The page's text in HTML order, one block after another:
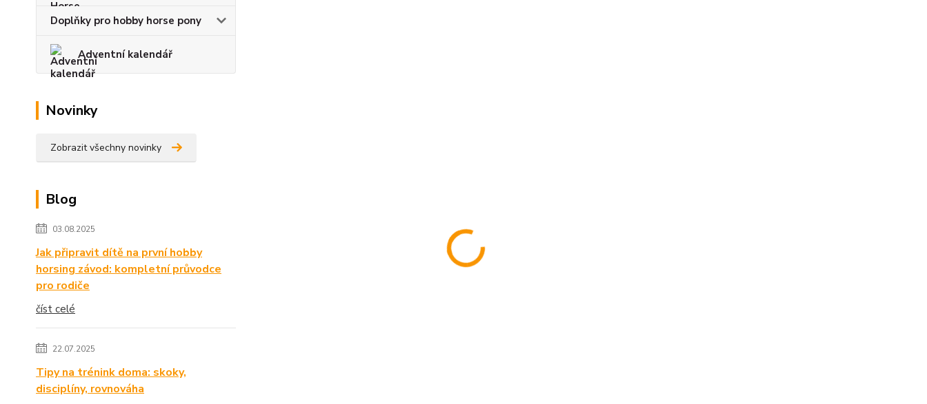
Doplňky pro hobby horse pony
Adventní kalendář
Novinky
Zobrazit všechny novinky
Blog
03.08.2025
Jak připravit dítě na první hobby
horsing závod: kompletní průvodce
pro rodiče
číst celé
22.07.2025
Tipy na trénink doma: skoky,
disciplíny, rovnováha